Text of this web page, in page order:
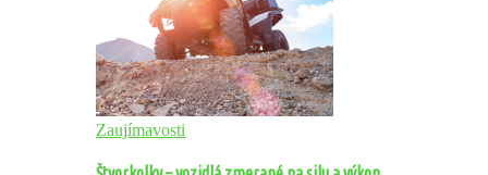
Zaujímavosti